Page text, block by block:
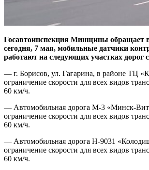
Госавтоинспекция Минщины обращает
сегодня, 7 мая, мобильные датчики
работают на следующих участках дорог
— г. Борисов, ул. Гагарина, в районе ТЦ
ограничение скорости для всех видов
60 км/ч.
— Автомобильная дорога М-3 «Минск-
ограничение скорости для всех видов
60 км/ч.
— Автомобильная дорога Н-9031
ограничение скорости для всех видов
60 км/ч.